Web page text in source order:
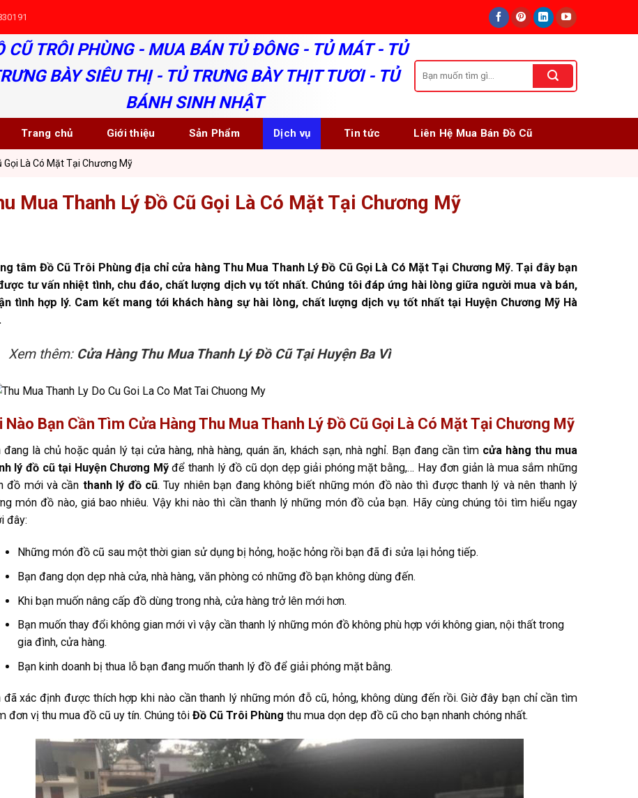
CŨ TRÔI PHÙNG - MUA BÁN TỦ ĐÔNG - TỦ MÁT - TỦ
BÀY SIÊU THỊ - TỦ TRƯNG BÀY THỊT TƯƠI - TỦ
BÁNH SINH NHẬT
kiếm:
Trang chủ Giới thiệu Sản Phẩm Dịch vụ Tin tức Liên Hệ Mua Bán Đồ Cũ
Là Có Mặt Tại Chương Mỹ
Mua Thanh Lý Đồ Cũ Gọi Là Có Mặt Tại Chương Mỹ
tâm Đồ Cũ Trôi Phùng địa chỉ cửa hàng Thu Mua Thanh Lý Đồ Cũ Gọi Là Có Mặt Tại Chương Mỹ. Tại đây bạn
tư vấn nhiệt tình, chu đáo, chất lượng dịch vụ tốt nhất. Chúng tôi đáp ứng hài lòng giữa người mua và bán,
tình hợp lý. Cam kết mang tới khách hàng sự hài lòng, chất lượng dịch vụ tốt nhất tại Huyện Chương Mỹ Hà
Xem thêm: Cửa Hàng Thu Mua Thanh Lý Đồ Cũ Tại Huyện Ba Vì
Nào Bạn Cần Tìm Cửa Hàng Thu Mua Thanh Lý Đồ Cũ Gọi Là Có Mặt Tại Chương Mỹ
đang là chủ hoặc quản lý tại cửa hàng, nhà hàng, quán ăn, khách sạn, nhà nghỉ. Bạn đang cần tìm cửa hàng thu mua
lý đồ cũ tại Huyện Chương Mỹđể thanh lý đồ cũ dọn dẹp giải phóng mặt bằng,… Hay đơn giản là mua sắm những
đồ mới và cần thanh lý đồ cũ. Tuy nhiên bạn đang không biết những món đồ nào thì được thanh lý và nên thanh lý
món đồ nào, giá bao nhiêu. Vậy khi nào thì cần thanh lý những món đồ của bạn. Hãy cùng chúng tôi tìm hiểu ngay
đây:
Những món đồ cũ sau một thời gian sử dụng bị hỏng, hoặc hỏng rồi bạn đã đi sửa lại hỏng tiếp.
Bạn đang dọn dẹp nhà cửa, nhà hàng, văn phòng có những đồ bạn không dùng đến.
Khi bạn muốn nâng cấp đồ dùng trong nhà, cửa hàng trở lên mới hơn.
Bạn muốn thay đổi không gian mới vì vậy cần thanh lý những món đồ không phù hợp với không gian, nội thất trong
gia đình, cửa hàng.
Bạn kinh doanh bị thua lỗ bạn đang muốn thanh lý đồ để giải phóng mặt bằng.
đã xác định được thích hợp khi nào cần thanh lý những món đỗ cũ, hỏng, không dùng đến rồi. Giờ đây bạn chỉ cần tìm
đơn vị thu mua đồ cũ uy tín. Chúng tôi Đồ Cũ Trôi Phùng thu mua dọn dẹp đồ cũ cho bạn nhanh chóng nhất.